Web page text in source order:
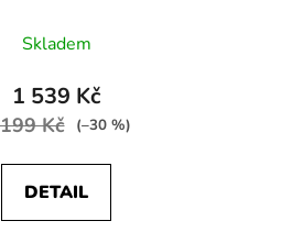
Skladem
1 539 Kč
Kč (–30 %)
DETAIL